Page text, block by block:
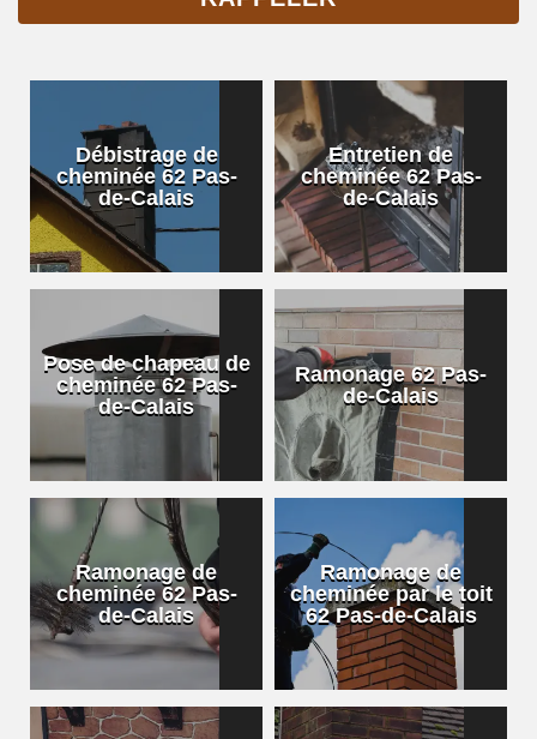
Débistrage de
cheminée 62 Pas-
de-Calais
Entretien de
cheminée 62 Pas-
de-Calais
Pose de chapeau de
cheminée 62 Pas-
de-Calais
Ramonage 62 Pas-
de-Calais
Ramonage de
cheminée 62 Pas-
de-Calais
Ramonage de
cheminée par le toit
62 Pas-de-Calais